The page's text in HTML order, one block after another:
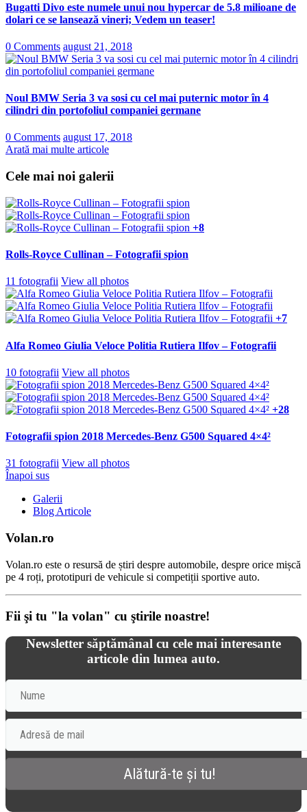
Bugatti Divo este numele unui nou hypercar de 5.8 milioane de
dolari ce se lansează vineri; Vedem un teaser!
0 Comments august 21, 2018
Noul BMW Seria 3 va sosi cu cel mai puternic motor în 4
cilindri din portofoliul companiei germane
0 Comments august 17, 2018
Arată mai multe articole
Cele mai noi galerii
+8
Rolls-Royce Cullinan – Fotografii spion
11 fotografii View all photos
+7
Alfa Romeo Giulia Veloce Politia Rutiera Ilfov – Fotografii
10 fotografii View all photos
+28
Fotografii spion 2018 Mercedes-Benz G500 Squared 4×4²
31 fotografii View all photos
Înapoi sus
Galerii
Blog Articole
Volan.ro
Volan.ro este o resursă de știri despre automobile, despre orice mișcă
pe 4 roți, prototipuri de vehicule si competiții sportive auto.
Fii şi tu "la volan" cu ştirile noastre!
Newsletter săptămânal cu cele mai interesante
articole din lumea auto.